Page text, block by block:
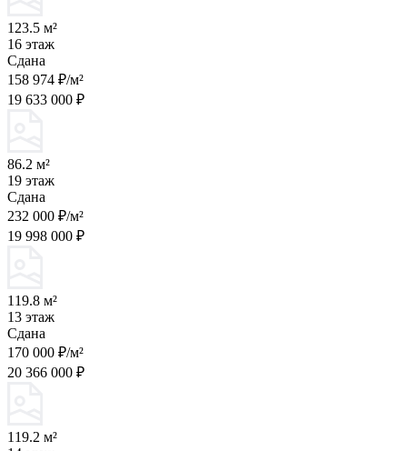
123.5 м²
16 этаж
Сдана
158 974 ₽/м²
19 633 000 ₽
86.2 м²
19 этаж
Сдана
232 000 ₽/м²
19 998 000 ₽
119.8 м²
13 этаж
Сдана
170 000 ₽/м²
20 366 000 ₽
119.2 м²